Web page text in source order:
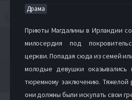
Драма
Приюты Магдалины в Ирландии
милосердия под
церкви. Попадая сюда из семей
молодые девушки оказывались
тюремному заключению. Тяжелой
они должны были искупать свои